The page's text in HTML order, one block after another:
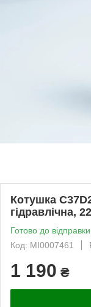
Котушка
гідравлічна,
Готово до відправки
Код: MI0007461
1 190 ₴